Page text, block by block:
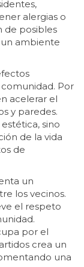
alergias o
de posibles
ambiente
Por
acelerar el
y paredes.
sino
de la vida
de
un
los vecinos.
el respeto
por el
crea un
una